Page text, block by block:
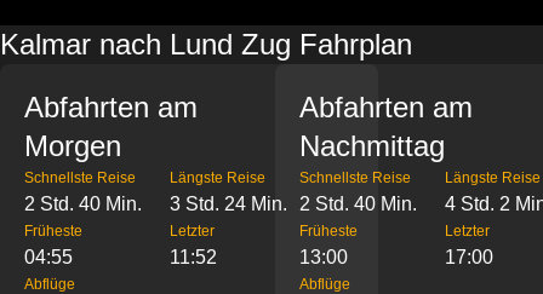
Kalmar nach Lund Zug Fahrplan
Abfahrten am
Morgen
Schnellste Reise
2 Std. 40 Min.
Längste Reise
3 Std. 24 Min.
Früheste
04:55
Letzter
11:52
Abflüge
Abfahrten am
Nachmittag
Schnellste Reise
2 Std. 40 Min.
Längste Reise
4 Std. 2
Früheste
13:00
Letzter
17:00
Abflüge